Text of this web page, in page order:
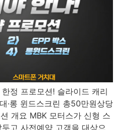
정 프로모션! 슬라이드 캐리
·롱 윈드스크린 총50만원상당
개요 MBK 모터스가 신형 스
고 사전예약 고객을 대상으